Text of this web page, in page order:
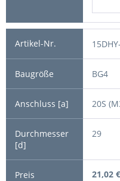
BG4
20S
29
21,02 €